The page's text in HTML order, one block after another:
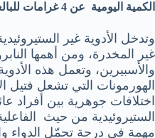
الكمية اليومية عن 4 غرامات للبالغين
وتدخل الأدوية غير
غير المخدرة، ومن أهمها
والأسبيرين، وتعمل هذه
الهورمونات التي تشعل فتيل
اختلافات جوهرية بين أفراد
الستيروئيدية من حيث
مهمة في درجة تحمّل الدواء